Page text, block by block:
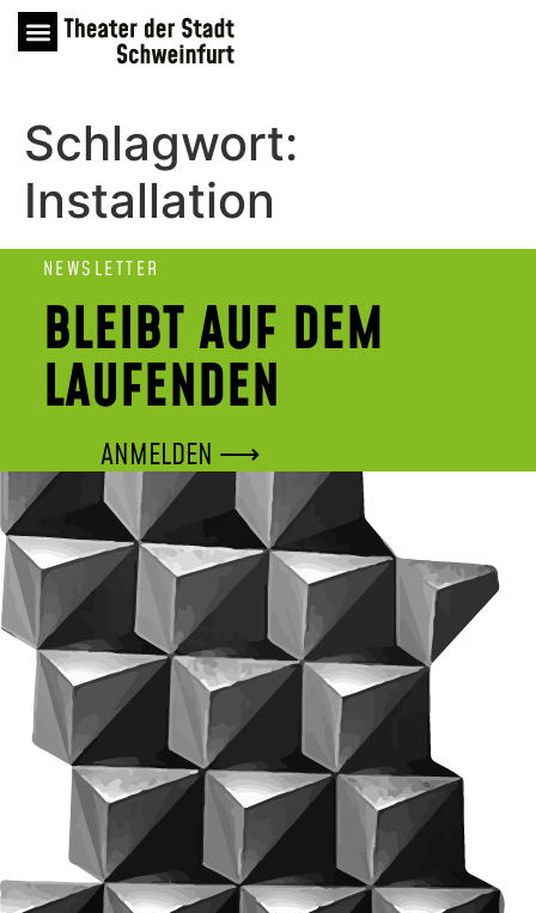
Schlagwort:
Installation
NEWSLETTER
BLEIBT AUF DEM
LAUFENDEN
ANMELDEN ⟶